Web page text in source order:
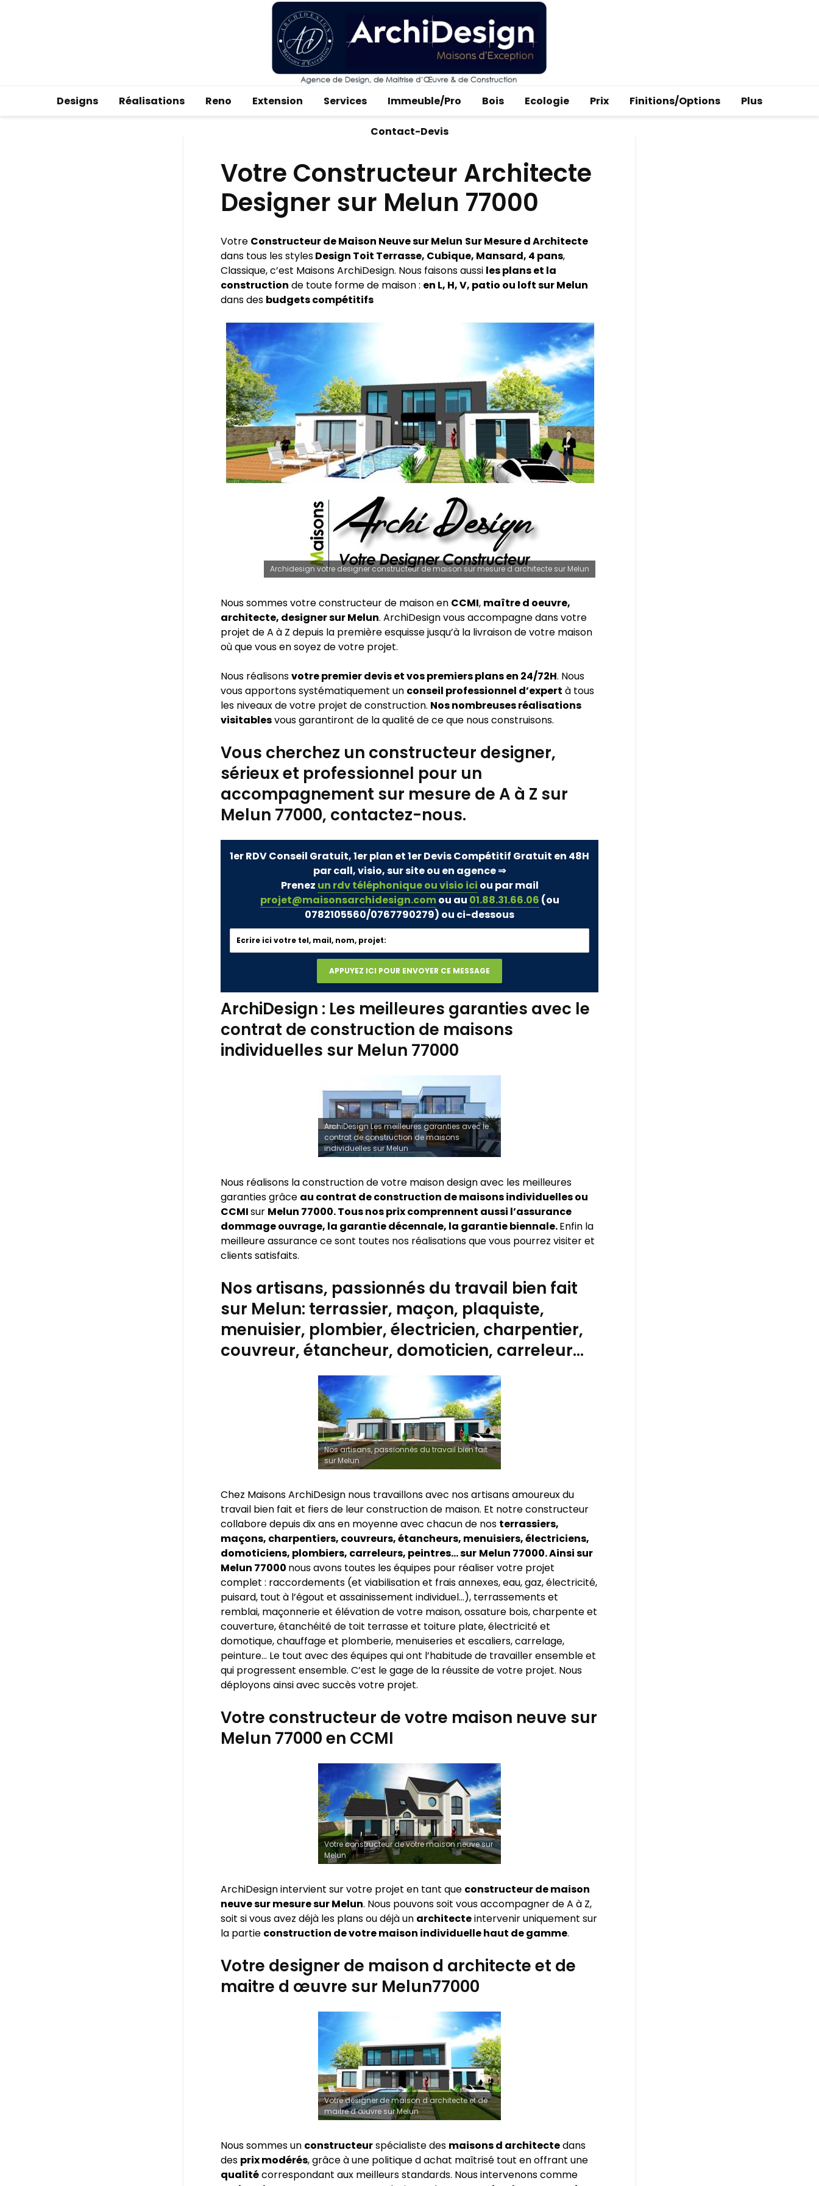
Designs Réalisations Reno Extension Services Immeuble/Pro Bois Ecologie Prix Finitions/Options Plus
Contact-Devis
Votre Constructeur Architecte
Designer sur Melun 77000
Votre Constructeur de Maison Neuve sur Melun Sur Mesure d Architecte
dans tous les stylesDesign Toit Terrasse, Cubique, Mansard, 4 pans,
Classique, c’est Maisons ArchiDesign. Nous faisons aussi les plans et la
construction de toute forme de maison : en L, H, V, patio ou loft sur Melun
dans des budgets compétitifs
Archidesign votre designer constructeur de maison sur mesure d architecte sur Melun
Nous sommes votre constructeur de maison en CCMI, maître d oeuvre,
architecte, designer sur Melun. ArchiDesign vous accompagne dans votre
projet de A à Z depuis la première esquisse jusqu’à la livraison de votre maison
où que vous en soyez de votre projet.
Nous réalisonsvotre premier devis et vos premiers plans en 24/72H. Nous
vous apportons systématiquement un conseil professionnel d’expert à tous
les niveaux de votre projet de construction. Nos nombreuses réalisations
visitablesvous garantiront de la qualité de ce que nous construisons.
Vous cherchez un constructeur designer,
sérieux et professionnel pour un
accompagnement sur mesure de A à Z sur
Melun 77000, contactez-nous.
1er RDV Conseil Gratuit, 1er plan et 1er Devis Compétitif Gratuit en 48H
par call, visio, sur site ou en agence ⇒
Prenez un rdv téléphonique ou visio ici ou par mail
projet@maisonsarchidesign.comou au 01.88.31.66.06 (ou
0782105560/0767790279) ou ci-dessous
ArchiDesign : Les meilleures garanties avec le
contrat de construction de maisons
individuelles sur Melun 77000
ArchiDesign Les meilleures garanties avec le
contrat de construction de maisons
individuelles sur Melun
Nous réalisons la construction de votre maison design avec les meilleures
garanties grâce au contrat de construction de maisons individuelles ou
CCMIsur Melun 77000. Tous nos prix comprennent aussi l’assurance
dommage ouvrage, la garantie décennale, la garantie biennale.Enfin la
meilleure assurance ce sont toutes nos réalisations que vous pourrez visiter et
clients satisfaits.
Nos artisans, passionnés du travail bien fait
sur Melun: terrassier, maçon, plaquiste,
menuisier, plombier, électricien, charpentier,
couvreur, étancheur, domoticien, carreleur…
Nos artisans, passionnés du travail bien fait
sur Melun
Chez Maisons ArchiDesign nous travaillons avec nos artisans amoureux du
travail bien fait et fiers de leur construction de maison. Et notre constructeur
collabore depuis dix ans en moyenne avec chacun de nos terrassiers,
maçons, charpentiers, couvreurs, étancheurs, menuisiers, électriciens,
domoticiens, plombiers, carreleurs, peintres… sur Melun 77000. Ainsi sur
Melun 77000 nous avons toutes les équipes pour réaliser votre projet
complet : raccordements (et viabilisation et frais annexes, eau, gaz, électricité,
puisard, tout à l’égout et assainissement individuel…), terrassements et
remblai, maçonnerie et élévation de votre maison, ossature bois, charpente et
couverture, étanchéité de toit terrasse et toiture plate, électricité et
domotique, chauffage et plomberie, menuiseries et escaliers, carrelage,
peinture… Le tout avec des équipes qui ont l’habitude de travailler ensemble et
qui progressent ensemble. C’est le gage de la réussite de votre projet. Nous
déployons ainsi avec succès votre projet.
Votre constructeur de votre maison neuve sur
Melun 77000 en CCMI
Votre constructeur de votre maison neuve sur
Melun
ArchiDesign intervient sur votre projet en tant que constructeur de maison
neuve sur mesure surMelun. Nous pouvons soit vous accompagner de A à Z,
soit si vous avez déjà les plans ou déjà un architecteintervenir uniquement sur
la partie construction de votre maison individuelle haut de gamme.
Votre designer de maison d architecte et de
maitre d œuvre sur Melun77000
Votre designer de maison d architecte et de
maitre d œuvre sur Melun
Nous sommes un constructeurspécialiste des maisons d architectedans
des prix modérés, grâce à une politique d achat maîtrisé tout en offrant une
qualitécorrespondant aux meilleurs standards. Nous intervenons comme